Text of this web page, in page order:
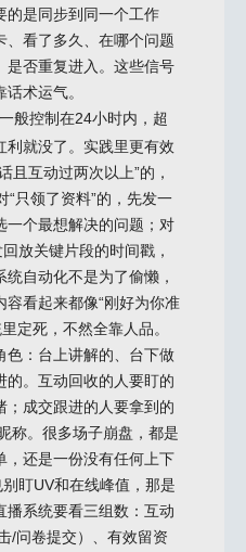
的是同步到同一个工作
、看了多久、在哪个问题
是否重复进入。这些信号
术运气。
般控制在24小时内，超
利就没了。实践里更有效
且互动过两次以上”的，
只领了资料”的，先发一
一个最想解决的问题；对
放关键片段的时间戳，
自动化不是为了偷懒，
看起来都像“刚好为你准
定死，不然全靠人品。
色：台上讲解的、台下做
的。互动回收的人要盯的
；成交跟进的人要拿到的
称。很多场子崩盘，都是
，还是一份没有任何上下
盯UV和在线峰值，那是
播系统要看三组数：互动
/问卷提交）、有效留资